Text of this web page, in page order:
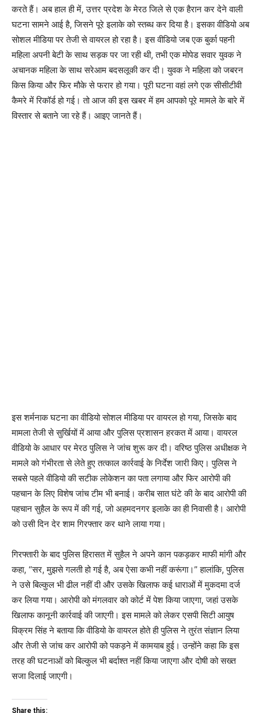
करते हैं। अब हाल ही में, उत्तर प्रदेश के मेरठ जिले से एक हैरान कर देने वाली
घटना सामने आई है, जिसने पूरे इलाके को स्तब्ध कर दिया है। इसका वीडियो अब
सोशल मीडिया पर तेजी से वायरल हो रहा है। इस वीडियो जब एक बुर्का पहनी
महिला अपनी बेटी के साथ सड़क पर जा रही थी, तभी एक मोपेड सवार युवक ने
अचानक महिला के साथ सरेआम बदसलूकी कर दी। युवक ने महिला को जबरन
किस किया और फिर मौके से फरार हो गया। पूरी घटना वहां लगे एक सीसीटीवी
कैमरे में रिकॉर्ड हो गई। तो आज की इस खबर में हम आपको पूरे मामले के बारे में
विस्तार से बताने जा रहे हैं। आइए जानते हैं।
इस शर्मनाक घटना का वीडियो सोशल मीडिया पर वायरल हो गया, जिसके बाद
मामला तेजी से सुर्खियों में आया और पुलिस प्रशासन हरकत में आया। वायरल
वीडियो के आधार पर मेरठ पुलिस ने जांच शुरू कर दी। वरिष्ठ पुलिस अधीक्षक ने
मामले को गंभीरता से लेते हुए तत्काल कार्रवाई के निर्देश जारी किए। पुलिस ने
सबसे पहले वीडियो की सटीक लोकेशन का पता लगाया और फिर आरोपी की
पहचान के लिए विशेष जांच टीम भी बनाई। करीब सात घंटे की के बाद आरोपी की
पहचान सुहैल के रूप में की गई, जो अहमदनगर इलाके का ही निवासी है। आरोपी
को उसी दिन देर शाम गिरफ्तार कर थाने लाया गया।
गिरफ्तारी के बाद पुलिस हिरासत में सुहैल ने अपने कान पकड़कर माफी मांगी और
कहा, “सर, मुझसे गलती हो गई है, अब ऐसा कभी नहीं करूंगा।” हालांकि, पुलिस
ने उसे बिल्कुल भी ढील नहीं दी और उसके खिलाफ कई धाराओं में मुकदमा दर्ज
कर लिया गया। आरोपी को मंगलवार को कोर्ट में पेश किया जाएगा, जहां उसके
खिलाफ कानूनी कार्रवाई की जाएगी। इस मामले को लेकर एसपी सिटी आयुष
विक्रम सिंह ने बताया कि वीडियो के वायरल होते ही पुलिस ने तुरंत संज्ञान लिया
और तेजी से जांच कर आरोपी को पकड़ने में कामयाब हुई। उन्होंने कहा कि इस
तरह की घटनाओं को बिल्कुल भी बर्दाश्त नहीं किया जाएगा और दोषी को सख्त
सजा दिलाई जाएगी।
Share this: